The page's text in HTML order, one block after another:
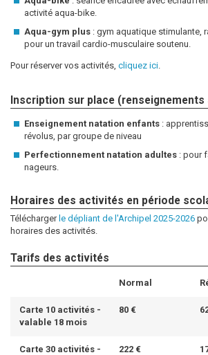
activité aqua-bike.
Aqua-gym plus: gym aquatique stimulante,
pour un travail cardio-musculaire soutenu.
Pour réserver vos activités, cliquez ici.
Inscription sur place
Enseignement natation enfants:
révolus, par groupe de niveau
Perfectionnement natation adultes : pour
nageurs.
Horaires des activités en période
Téléchargerle dépliant de l'Archipel 2025-2026
horaires des activités.
Tarifs des activités
Normal
Carte 10 activités -
valable 18 mois
80 €
Carte 30 activités -
222 €